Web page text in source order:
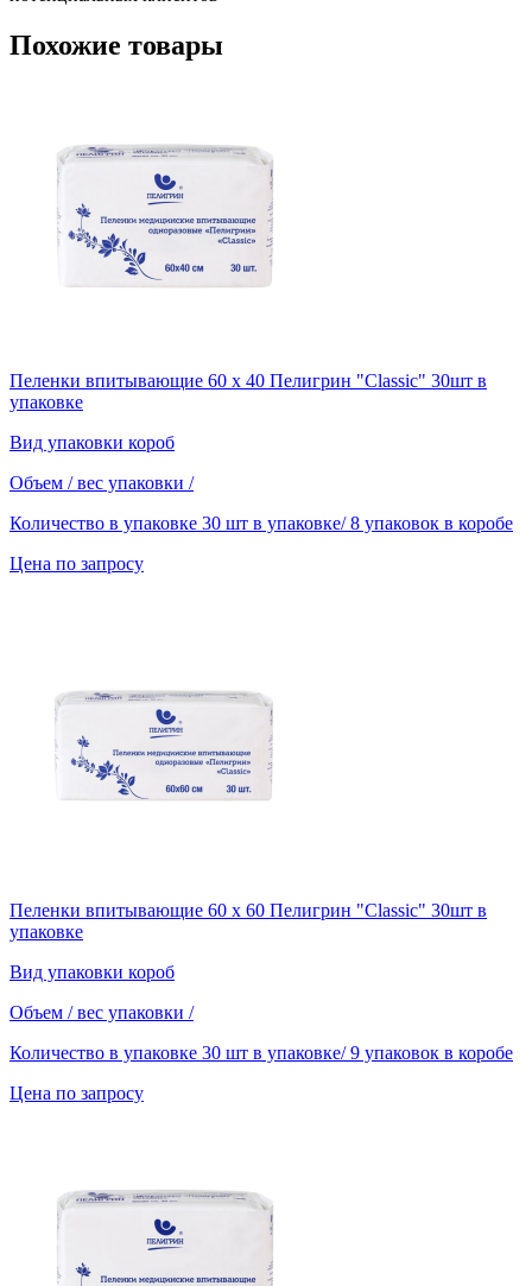
Похожие товары
Пеленки впитывающие 60 х 40 Пелигрин "Classic" 30шт в
упаковке
Вид упаковки короб
Объем / вес упаковки /
Количество в упаковке 30 шт в упаковке/ 8 упаковок в коробе
Цена по запросу
Пеленки впитывающие 60 x 60 Пелигрин "Classic" 30шт в
упаковке
Вид упаковки короб
Объем / вес упаковки /
Количество в упаковке 30 шт в упаковке/ 9 упаковок в коробе
Цена по запросу